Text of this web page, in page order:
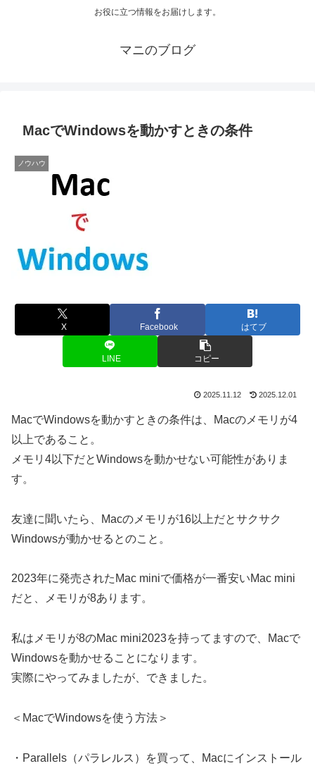
お役に立つ情報をお届けします。
マニのブログ
MacでWindowsを動かすときの条件
ノウハウ
X Facebook はてブ
LINE コピー
2025.11.12 2025.12.01
MacでWindowsを動かすときの条件は、Macのメモリが4
以上であること。
メモリ4以下だとWindowsを動かせない可能性がありま
す。
友達に聞いたら、Macのメモリが16以上だとサクサク
Windowsが動かせるとのこと。
2023年に発売されたMac miniで価格が一番安いMac mini
だと、メモリが8あります。
私はメモリが8のMac mini2023を持ってますので、Macで
Windowsを動かせることになります。
実際にやってみましたが、できました。
＜MacでWindowsを使う方法＞
・Parallels（パラレルス）を買って、Macにインストール